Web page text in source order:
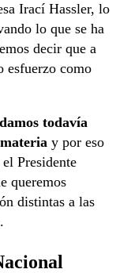
Irací Hassler, lo
lo que se ha
decir que a
esfuerzo como
todavía
y por eso
Presidente
queremos
distintas a las